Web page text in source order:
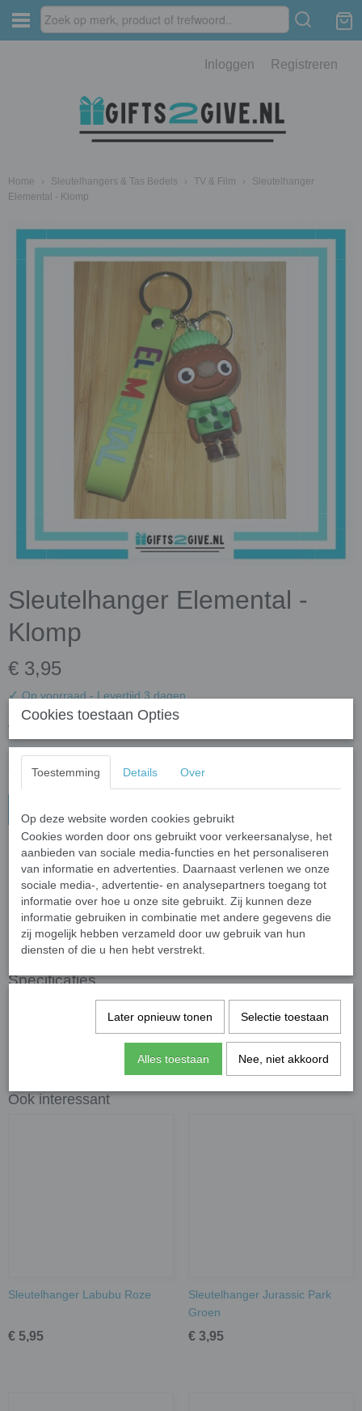
Inloggen Registreren
Home › Sleutelhangers & Tas Bedels › TV & Film ›
Sleutelhanger
Elemental - Klomp
Sleutelhanger Elemental -
Klomp
€ 3,95
✓ Op voorraad - Levertijd 3 dagen
Aantal
Sleutelhanger Elemental - Klomp
Elemental is een Amerikaanse computer geanimeerde film uit 2023.
Klomp is het Aarde karakter en een beetje verliefd op Ember.
Materiaal sleutelhanger: PVC met metaal.
Specificaties
Ook interessant
Sleutelhanger Labubu Roze
€ 5,95
Sleutelhanger Jurassic Park
Groen
€ 3,95
Cookies toestaan Opties
Toestemming Details Over
Op deze website worden cookies gebruikt
Cookies worden door ons gebruikt voor verkeersanalyse, het
aanbieden van sociale media-functies en het personaliseren
van informatie en advertenties. Daarnaast verlenen we onze
sociale media-, advertentie- en analysepartners toegang tot
informatie over hoe u onze site gebruikt. Zij kunnen deze
informatie gebruiken in combinatie met andere gegevens die
zij mogelijk hebben verzameld door uw gebruik van hun
diensten of die u hen hebt verstrekt.
Later opnieuw tonen Selectie toestaan
Alles toestaan Nee, niet akkoord